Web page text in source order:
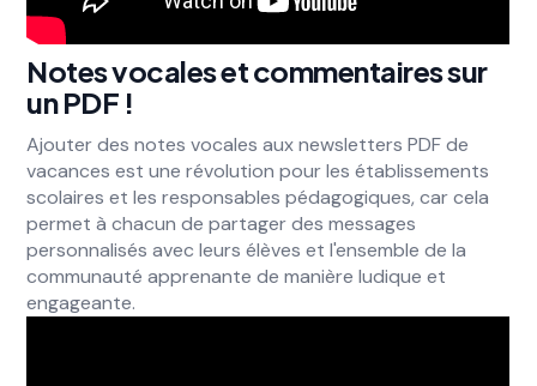
Notes vocales et commentaires sur
un PDF !
Ajouter des notes vocales aux newsletters PDF de
vacances est une révolution pour les établissements
scolaires et les responsables pédagogiques, car cela
permet à chacun de partager des messages
personnalisés avec leurs élèves et l'ensemble de la
communauté apprenante de manière ludique et
engageante.